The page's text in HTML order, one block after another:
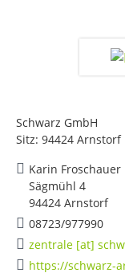
Schwarz GmbH
Sitz: 94424 Arnstorf
Karin Froschauer
Sägmühl 4
94424 Arnstorf
08723/977990
zentrale [at]
https://schwarz-